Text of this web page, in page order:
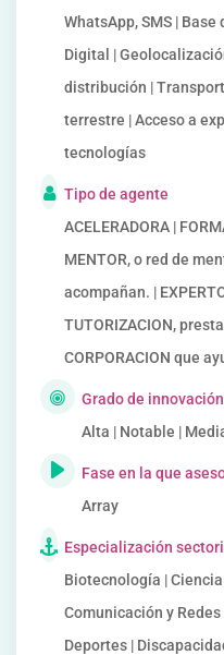
WhatsApp, SMS |
Digital |
distribución |
terrestre | Acceso a
tecnologías
Tipo de agente
ACELERADORA |
MENTOR, o red de
acompañan. |
TUTORIZACION,
CORPORACION que
Grado de
Alta | Notable |
Fase en la que
Array
Especialización
Biotecnología |
Comunicación y
Deportes |